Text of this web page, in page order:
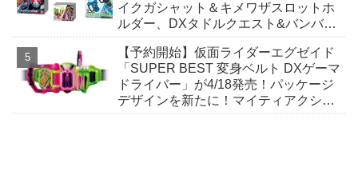
イクガシャット＆キメワザスロットホ
ルダー、DXタドルクエスト&バンバン
売！
【予約開始】仮面ライダーエグゼイド
「SUPER BEST 変身ベルト DXゲーマ
ドライバー」が4/18発売！パッケージ
デザインを新たに！マイティアクショ